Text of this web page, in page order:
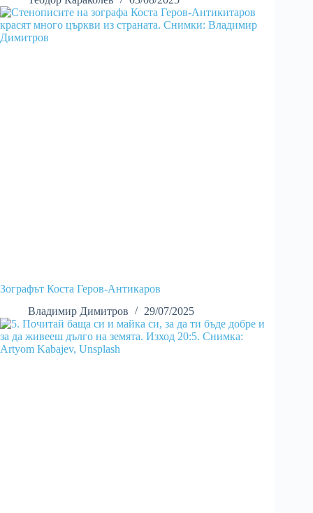
Зографът Коста Геров-Антикаров
Владимир Димитров
29/07/2025